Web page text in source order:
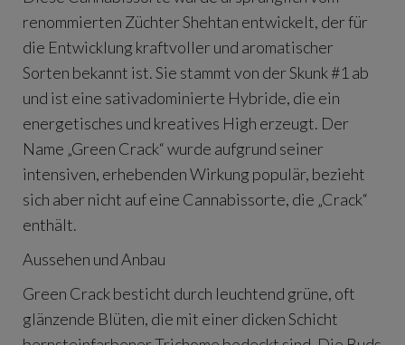
renommierten Züchter Shehtan entwickelt, der für
die Entwicklung kraftvoller und aromatischer
Sorten bekannt ist. Sie stammt von der Skunk #1 ab
und ist eine sativadominierte Hybride, die ein
energetisches und kreatives High erzeugt. Der
Name „Green Crack“ wurde aufgrund seiner
intensiven, erhebenden Wirkung populär, bezieht
sich aber nicht auf eine Cannabissorte, die „Crack“
enthält.
Aussehen und Anbau
Green Crack besticht durch leuchtend grüne, oft
glänzende Blüten, die mit einer dicken Schicht